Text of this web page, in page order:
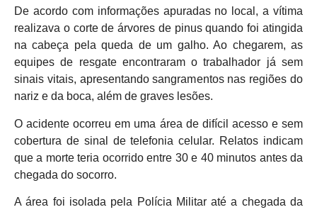
De acordo com informações apuradas no local, a vítima
realizava o corte de árvores de pinus quando foi atingida
na cabeça pela queda de um galho. Ao chegarem, as
equipes de resgate encontraram o trabalhador já sem
sinais vitais, apresentando sangramentos nas regiões do
nariz e da boca, além de graves lesões.
O acidente ocorreu em uma área de difícil acesso e sem
cobertura de sinal de telefonia celular. Relatos indicam
que a morte teria ocorrido entre 30 e 40 minutos antes da
chegada do socorro.
A área foi isolada pela Polícia Militar até a chegada da